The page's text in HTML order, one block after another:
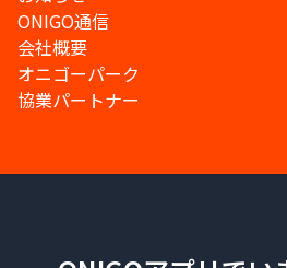
ONIGO通信
会社概要
オニゴーパーク
協業パートナー